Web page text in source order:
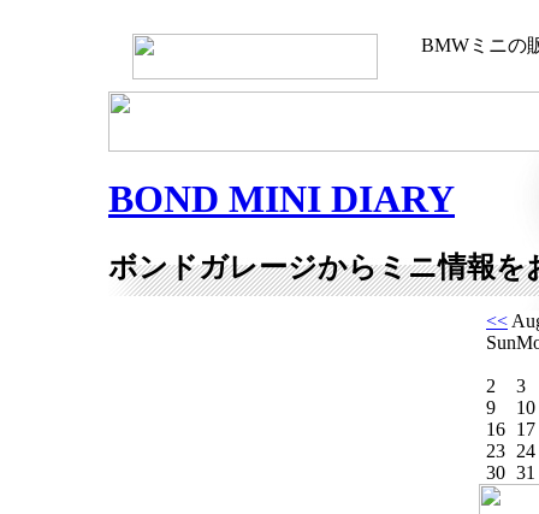
BMWミニの
BOND MINI DIARY
ボンドガレージからミニ情報を
<<
Sun
2
3
9
10
16 17
23 24
30 31